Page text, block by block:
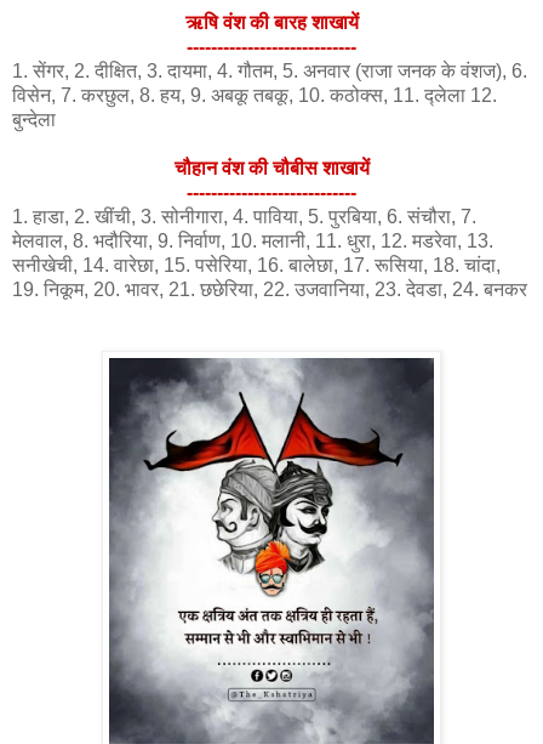
ऋषि वंश की बारह शाखायें
----------------------------
1. सेंगर, 2. दीक्षित, 3. दायमा, 4. गौतम, 5. अनवार (राजा जनक के वंशज), 6.
विसेन, 7. करछुल, 8. हय, 9. अबकू तबकू, 10. कठोक्स, 11. द्लेला 12.
बुन्देला
चौहान वंश की चौबीस शाखायें
----------------------------
1. हाडा, 2. खींची, 3. सोनीगारा, 4. पाविया, 5. पुरबिया, 6. संचौरा, 7.
मेलवाल, 8. भदौरिया, 9. निर्वाण, 10. मलानी, 11. धुरा, 12. मडरेवा, 13.
सनीखेची, 14. वारेछा, 15. पसेरिया, 16. बालेछा, 17. रूसिया, 18. चांदा,
19. निकूम, 20. भावर, 21. छछेरिया, 22. उजवानिया, 23. देवडा, 24. बनकर